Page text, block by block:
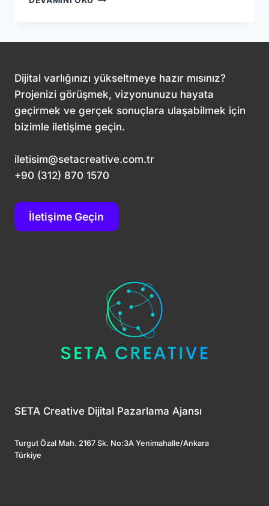
CREATIVE
İPUÇLARI
Dijital varlığınızı yükseltmeye hazır mısınız?
Projenizi görüşmek, vizyonunuzu hayata
geçirmek ve gerçek sonuçlara ulaşabilmek için
bizimle iletişime geçin.
iletisim@setacreative.com.tr
+90 (312) 870 1570
İletişime Geçin
SETA Creative Dijital Pazarlama Ajansı
Turgut Özal Mah. 2167 Sk. No:3A Yenimahalle/Ankara
Türkiye